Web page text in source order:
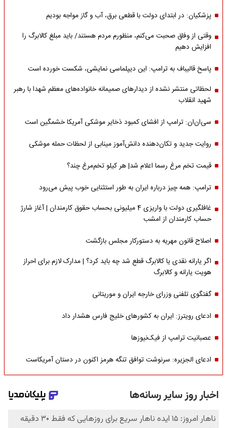
پزشکیان: در ابتدای دولت با قطعی برق، آب و گاز مواجه بودیم
وقتی از وفاق صحبت می‌کنم، منظورم مردم هستند/ باید مبلغ کالابرگ را
افزایش دهیم
پاسخ قالیباف به ترامپ: این دیپلماسی نمایشی، شکست خورده است
لحظاتی منتشر نشده از دیدارهای صمیمانه خانواده‌های معظم شهدا با رهبر
شهید انقلاب
سی‌ان‌ان: ترامپ از افشای کمبود ذخایر موشکی آمریکا خشمگین است
روایت جدید و تکان‌دهنده دانش‌آموز مینابی از لحظات حمله موشکی
قیمت تخم مرغ رسما اعلام شد| هر کیلو تخم‌مرغ چند؟
ترامپ: همه چیز درباره ایران به طور استثنایی خوب پیش می‌رود
غافلگیری دولت با واریزی 4 میلیونی بحساب حقوق کارمندان | آغاز شارژ
حساب کارمندان از امشب
اصلاح قانون مهریه به دستورکار مجلس بازگشت
اگر یارانه نقدی یا کالابرگ قطع شد چه باید کرد؟ | مدارک لازم برای احراز
هویت یارانه و کالابرگ
گفتگوی تلفنی وزرای خارجه ایران و موریتانی
ادعای رویترز: ایران به کشورهای خلیج فارس هشدار داد
عصبانیت ترامپ از فیک‌نیوزها
ادعای الجزیره: سرنوشت توافق تنگه هرمز اکنون در دستان آمریکاست